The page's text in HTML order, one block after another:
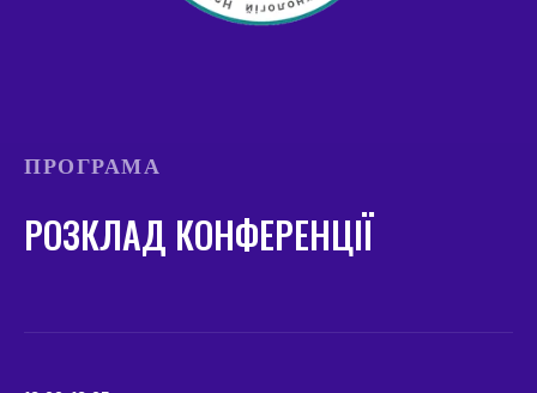
ПРОГРАМА
РОЗКЛАД КОНФЕРЕНЦІЇ